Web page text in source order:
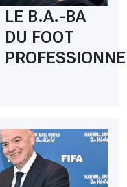
LE B.A.-BA
DU FOOT